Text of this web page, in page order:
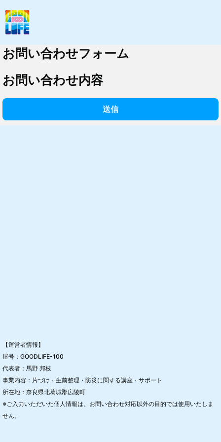
お問い合わせフォーム
お問い合わせ内容
送信
【運営者情報】
屋号：GOODLIFE-100
代表者：馬野 邦枝
事業内容：片づけ・生前整理・防災に関する講座・サポート
所在地：奈良県北葛城郡広陵町
※ご入力いただいた個人情報は、お問い合わせ対応以外の目的では使用いたしま
せん。